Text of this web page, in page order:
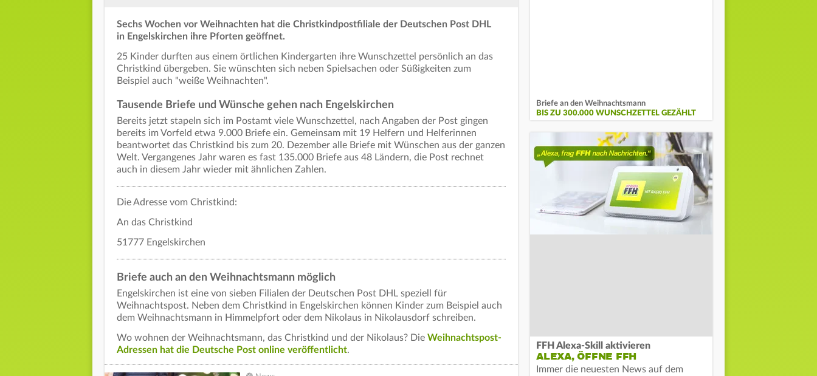
Sechs Wochen vor Weihnachten hat die Christkindpostfiliale der Deutschen Post DHL
in Engelskirchen ihre Pforten geöffnet.
25 Kinder durften aus einem örtlichen Kindergarten ihre Wunschzettel persönlich an das
Christkind übergeben. Sie wünschten sich neben Spielsachen oder Süßigkeiten zum
Beispiel auch "weiße Weihnachten".
Tausende Briefe und Wünsche gehen nach Engelskirchen
Bereits jetzt stapeln sich im Postamt viele Wunschzettel, nach Angaben der Post gingen
bereits im Vorfeld etwa 9.000 Briefe ein. Gemeinsam mit 19 Helfern und Helferinnen
beantwortet das Christkind bis zum 20. Dezember alle Briefe mit Wünschen aus der ganzen
Welt. Vergangenes Jahr waren es fast 135.000 Briefe aus 48 Ländern, die Post rechnet
auch in diesem Jahr wieder mit ähnlichen Zahlen.
Die Adresse vom Christkind:
An das Christkind
51777 Engelskirchen
Briefe auch an den Weihnachtsmann möglich
Engelskirchen ist eine von sieben Filialen der Deutschen Post DHL speziell für
Weihnachtspost. Neben dem Christkind in Engelskirchen können Kinder zum Beispiel auch
dem Weihnachtsmann in Himmelpfort oder dem Nikolaus in Nikolausdorf schreiben.
Wo wohnen der Weihnachtsmann, das Christkind und der Nikolaus? Die Weihnachtspost-
Adressen hat die Deutsche Post online veröffentlicht.
Briefe an den Weihnachtsmann
BIS ZU 300.000 WUNSCHZETTEL GEZÄHLT
FFH Alexa-Skill aktivieren
ALEXA, ÖFFNE FFH
Immer die neuesten News auf dem